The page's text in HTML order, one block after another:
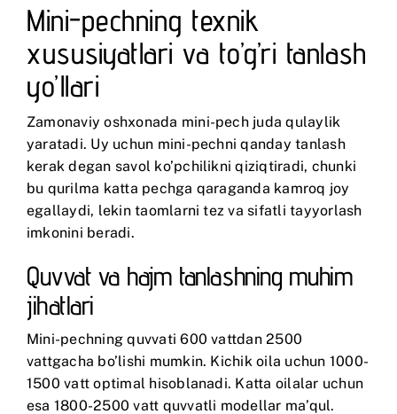
Mini-pechning texnik
xususiyatlari va to’g’ri tanlash
yo’llari
Zamonaviy oshxonada mini-pech juda qulaylik
yaratadi. Uy uchun mini-pechni qanday tanlash
kerak degan savol ko’pchilikni qiziqtiradi, chunki
bu qurilma katta pechga qaraganda kamroq joy
egallaydi, lekin taomlarni tez va sifatli tayyorlash
imkonini beradi.
Quvvat va hajm tanlashning muhim
jihatlari
Mini-pechning quvvati 600 vattdan 2500
vattgacha bo’lishi mumkin. Kichik oila uchun 1000-
1500 vatt optimal hisoblanadi. Katta oilalar uchun
esa 1800-2500 vatt quvvatli modellar ma’qul.